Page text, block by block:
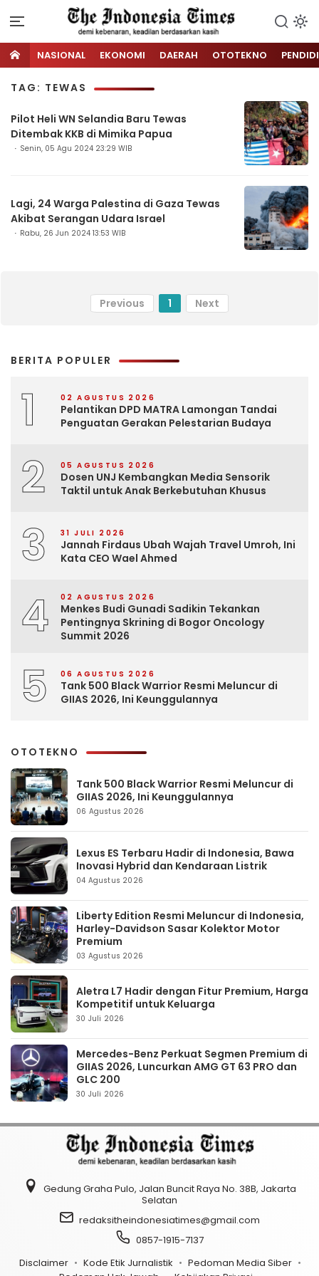
NASIONAL EKONOMI DAERAH OTOTEKNO
TAG: TEWAS
Pilot Heli WN Selandia Baru Tewas
Ditembak KKB di Mimika Papua
Senin, 05 Agu 2024 23:29 WIB
Lagi, 24 Warga Palestina di Gaza Tewas
Akibat Serangan Udara Israel
Rabu, 26 Jun 2024 13:53 WIB
Previous 1 Next
BERITA POPULER
1 02 AGUSTUS 2026
Pelantikan DPD MATRA Lamongan Tandai
Penguatan Gerakan Pelestarian Budaya
2 05 AGUSTUS 2026
Dosen UNJ Kembangkan Media Sensorik
Taktil untuk Anak Berkebutuhan Khusus
3 31 JULI 2026
Jannah Firdaus Ubah Wajah Travel Umroh, Ini
Kata CEO Wael Ahmed
4 02 AGUSTUS 2026
Menkes Budi Gunadi Sadikin Tekankan
Pentingnya Skrining di Bogor Oncology
Summit 2026
5 06 AGUSTUS 2026
Tank 500 Black Warrior Resmi Meluncur di
GIIAS 2026, Ini Keunggulannya
OTOTEKNO
Tank 500 Black Warrior Resmi Meluncur di
GIIAS 2026, Ini Keunggulannya
06 Agustus 2026
Lexus ES Terbaru Hadir di Indonesia, Bawa
Inovasi Hybrid dan Kendaraan Listrik
04 Agustus 2026
Liberty Edition Resmi Meluncur di Indonesia,
Harley-Davidson Sasar Kolektor Motor
Premium
03 Agustus 2026
Aletra L7 Hadir dengan Fitur Premium, Harga
Kompetitif untuk Keluarga
30 Juli 2026
Mercedes-Benz Perkuat Segmen Premium di
GIIAS 2026, Luncurkan AMG GT 63 PRO dan
GLC 200
30 Juli 2026
Gedung Graha Pulo, Jalan Buncit Raya No. 38B, Jakarta
Selatan
redaksitheindonesiatimes@gmail.com
0857-1915-7137
Disclaimer
Kode Etik Jurnalistik
Pedoman Media Siber